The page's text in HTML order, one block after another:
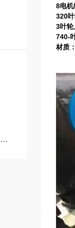
8电机
320
3叶轮
740-
材质